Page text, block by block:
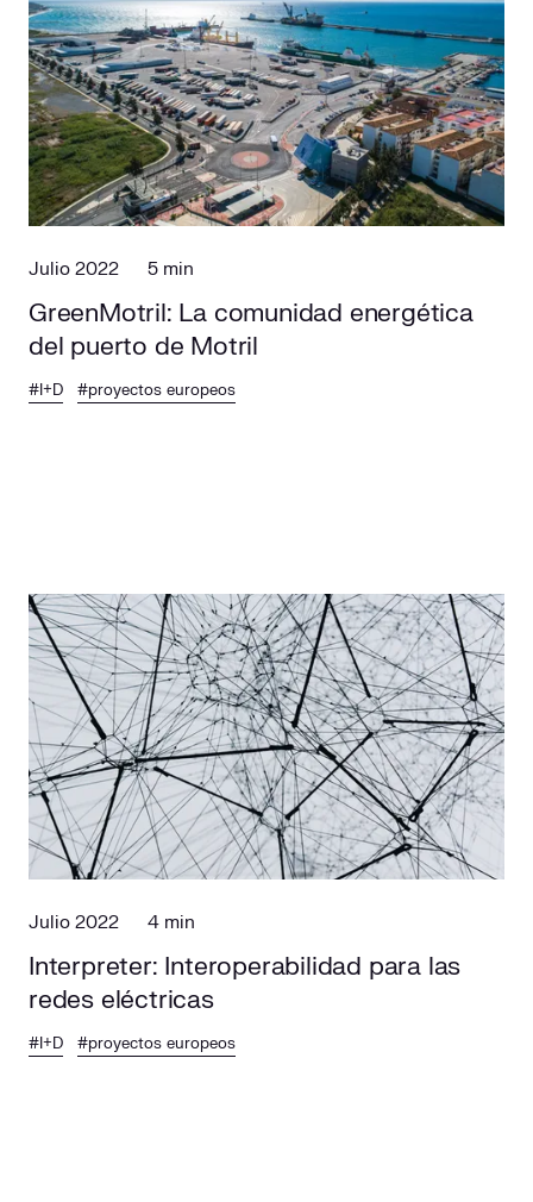
Julio 2022 5 min
GreenMotril: La comunidad energética
del puerto de Motril
#I+D #proyectos europeos
Julio 2022 4 min
Interpreter: Interoperabilidad para las
redes eléctricas
#I+D #proyectos europeos